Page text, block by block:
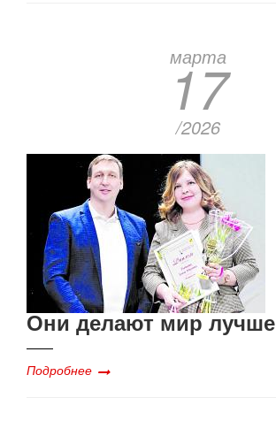
марта
17
/2026
Они делают мир лучше
Подробнее